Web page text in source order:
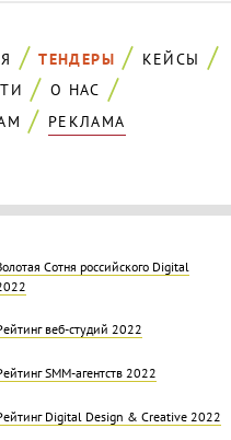
ТЕНДЕРЫ
КЕЙСЫ
О НАС
РЕКЛАМА
Cотня российского Digital
веб-студий 2022
SMM-агентств 2022
Digital Design & Creative 2022